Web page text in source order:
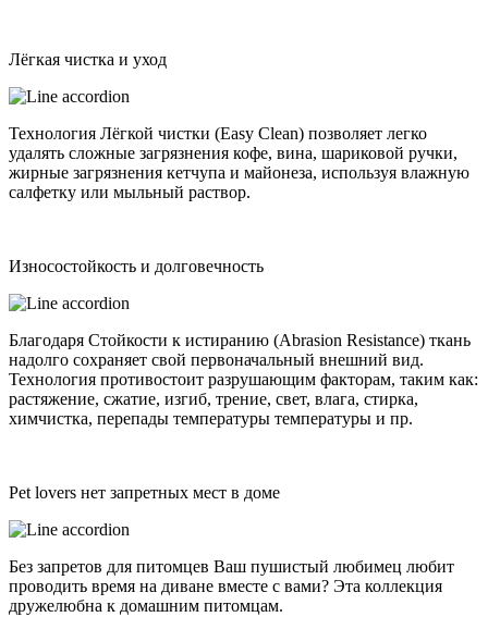
Лёгкая чистка и уход
Технология Лёгкой чистки (Easy Clean) позволяет легко
удалять сложные загрязнения кофе, вина, шариковой ручки,
жирные загрязнения кетчупа и майонеза, используя влажную
салфетку или мыльный раствор.
Износостойкость и долговечность
Благодаря Стойкости к истиранию (Abrasion Resistance) ткань
надолго сохраняет свой первоначальный внешний вид.
Технология противостоит разрушающим факторам, таким как:
растяжение, сжатие, изгиб, трение, свет, влага, стирка,
химчистка, перепады температуры температуры и пр.
Pet lovers нет запретных мест в доме
Без запретов для питомцев Ваш пушистый любимец любит
проводить время на диване вместе с вами? Эта коллекция
дружелюбна к домашним питомцам.